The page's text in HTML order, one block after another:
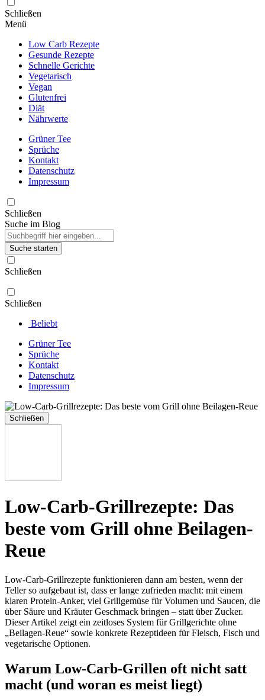
Schließen
Menü
Low Carb Rezepte
Gesunde Rezepte
Schnelle Gerichte
Vegetarisch
Vegan
Glutenfrei
Diät
Nährwerte
Grüner Tee
Sprüche
Kontakt
Datenschutz
Impressum
Schließen
Suche im Blog
Suche starten
Schließen
Schließen
Beliebt
Grüner Tee
Sprüche
Kontakt
Datenschutz
Impressum
Schließen
Low-Carb-Grillrezepte: Das
beste vom Grill ohne Beilagen-
Reue
Low-Carb-Grillrezepte funktionieren dann am besten, wenn der
Teller so aufgebaut ist, dass er lange zufrieden macht: mit einem
klaren Protein-Anker, viel Grillgemüse für Volumen und Saucen, die
über Säure und Kräuter Geschmack bringen – statt über Zucker.
Dieser Artikel zeigt ein zeitloses System für Grillgerichte ohne
„Beilagen-Reue“ sowie konkrete Rezeptideen für Fleisch, Fisch und
vegetarische Optionen.
Warum Low-Carb-Grillen oft nicht satt
macht (und woran es meist liegt)